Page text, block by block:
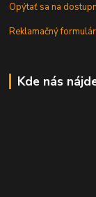
Opýtať sa na
Reklamačný formulár
Kde nás